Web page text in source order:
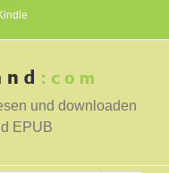
und downloaden
EPUB